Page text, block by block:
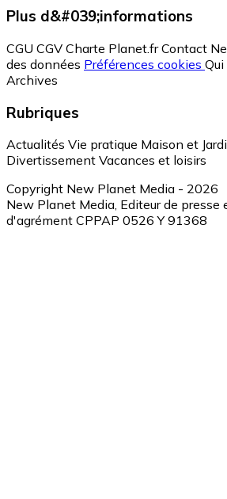
Plus d&#039;informations
CGU CGV Charte Planet.fr Contact
des données Préférences cookies
Archives
Rubriques
Actualités Vie pratique Maison et
Divertissement Vacances et loisirs
Copyright New Planet Media - 2026
New Planet Media, Editeur de presse
d'agrément CPPAP 0526 Y 91368